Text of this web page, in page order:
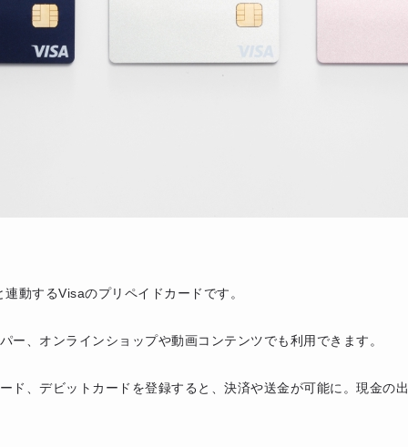
動するVisaのプリペイドカードです。
ー、オンラインショップや動画コンテンツでも利用できます。
ド、デビットカードを登録すると、決済や送金が可能に。現金の